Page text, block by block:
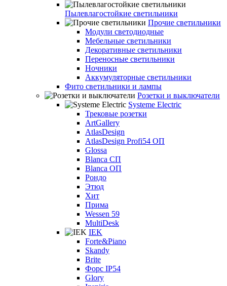
Пылевлагостойкие светильники
Прочие светильники
Модули светодиодные
Мебельные светильники
Декоративные светильники
Переносные светильники
Ночники
Аккумуляторные светильники
Фито светильники и лампы
Розетки и выключатели
Systeme Electric
Трековые розетки
ArtGallery
AtlasDesign
AtlasDesign Profi54 ОП
Glossa
Blanca СП
Blanca ОП
Рондо
Этюд
Хит
Прима
Wessen 59
MultiDesk
IEK
Forte&Piano
Skandy
Brite
Форс IP54
Glory